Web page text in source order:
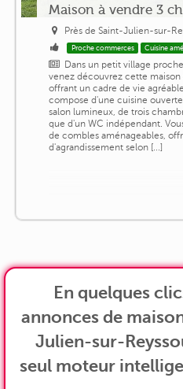
Maison à vendre 3
Près de Saint-Julien-sur-
Proche commerces Cuisine
Dans un petit village
venez découvrez cette maison
offrant un cadre de vie
compose d'une cuisine
salon lumineux, de trois
que d'un WC indépendant.
de combles aménageables,
d'agrandissement selon [...]
En quelques
annonces de
Julien-sur-
seul moteur